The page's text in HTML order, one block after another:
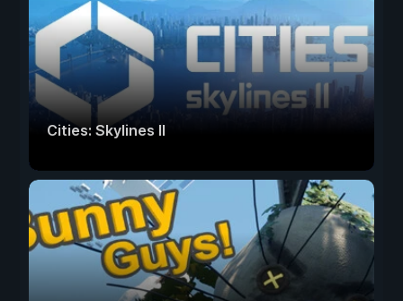
Cities: Skylines II